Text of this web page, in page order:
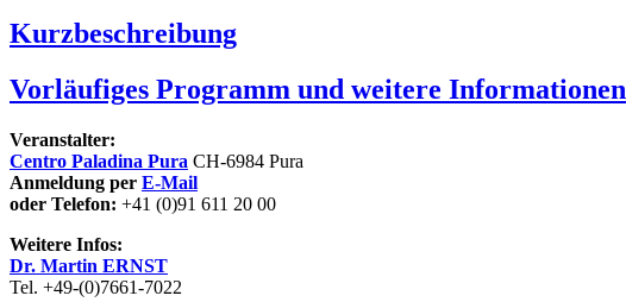
Kurzbeschreibung
Vorläufiges Programm und weitere Informationen
Veranstalter:
Centro Paladina Pura CH-6984 Pura
Anmeldung per E-Mail
oder Telefon: +41 (0)91 611 20 00
Weitere Infos:
Dr. Martin ERNST
Tel. +49-(0)7661-7022